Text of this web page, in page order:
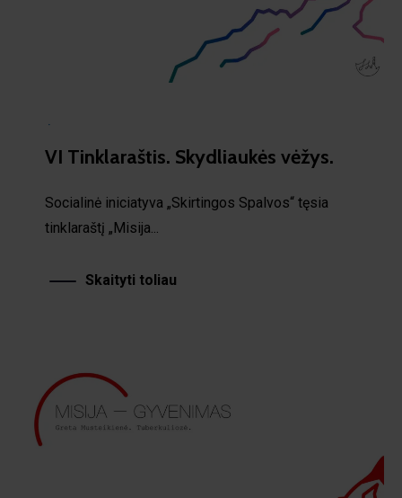
·
VI Tinklaraštis. Skydliaukės vėžys.
Socialinė iniciatyva „Skirtingos Spalvos“ tęsia
tinklaraštį „Misija...
Skaityti toliau